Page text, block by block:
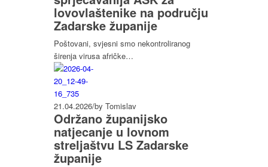
lovovlaštenike na području
Zadarske županije
Poštovani, svjesni smo nekontroliranog
širenja virusa afričke…
21.04.2026/by Tomislav
Održano županijsko
natjecanje u lovnom
streljaštvu LS Zadarske
županije